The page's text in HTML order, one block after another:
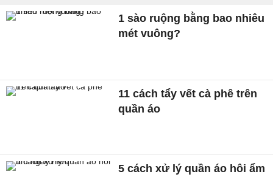
1 sào ruộng bằng bao nhiêu
mét vuông?
11 cách tẩy vết cà phê trên
quần áo
5 cách xử lý quần áo hôi ẩm